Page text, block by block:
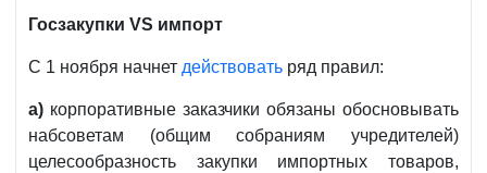
Госзакупки VS импорт
С 1 ноября начнет действовать ряд правил:
а) корпоративные заказчики обязаны обосновывать
набсоветам (общим собраниям учредителей)
целесообразность закупки импортных товаров,